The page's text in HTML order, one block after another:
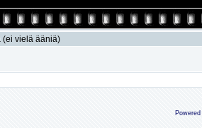
(ei vielä ääniä)